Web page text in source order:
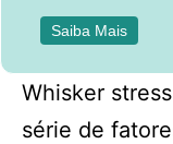
Saiba Mais
Whisker
série de